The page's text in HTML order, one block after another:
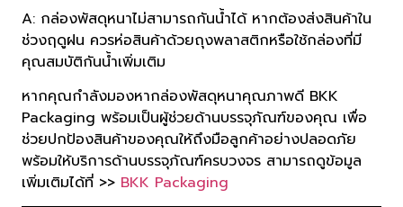
A: กล่องพัสดุหนาไม่สามารถกันน้ำได้ หากต้องส่งสินค้าใน
ช่วงฤดูฝน ควรห่อสินค้าด้วยถุงพลาสติกหรือใช้กล่องที่มี
คุณสมบัติกันน้ำเพิ่มเติม
หากคุณกำลังมองหากล่องพัสดุหนาคุณภาพดี BKK
Packaging พร้อมเป็นผู้ช่วยด้านบรรจุภัณฑ์ของคุณ เพื่อ
ช่วยปกป้องสินค้าของคุณให้ถึงมือลูกค้าอย่างปลอดภัย
พร้อมให้บริการด้านบรรจุภัณฑ์ครบวงจร สามารถดูข้อมูล
เพิ่มเติมได้ที่ >> BKK Packaging